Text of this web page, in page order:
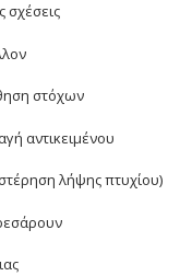
στόχων
αντικειμένου
λήψης πτυχίου)